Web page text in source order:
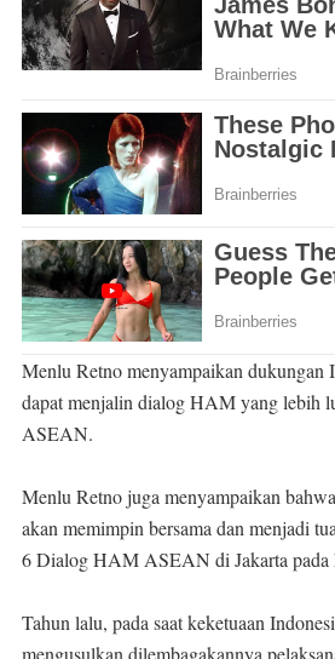
Menlu Retno menyampaikan dukungan
dapat menjalin dialog HAM yang lebih
ASEAN.
Menlu Retno juga menyampaikan
akan memimpin bersama dan menjadi
6 Dialog HAM ASEAN di Jakarta pada
Tahun lalu, pada saat keketuaan
mengusulkan dilembagakannya